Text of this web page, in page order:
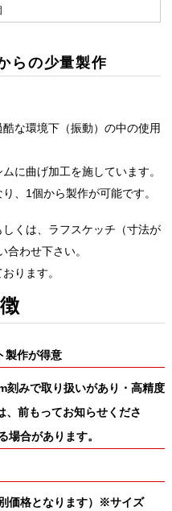
らの少量製作
な環境下（振動）の中の使用
に曲げ加工を施しています。
、1個から製作が可能です。
くは、ラフスケッチ（寸法が
合わせ下さい。
ります。
製作が得意
みで取り扱いがあり・高精度
前もってお知らせくださ
場合があります。
価格となります）※サイズ